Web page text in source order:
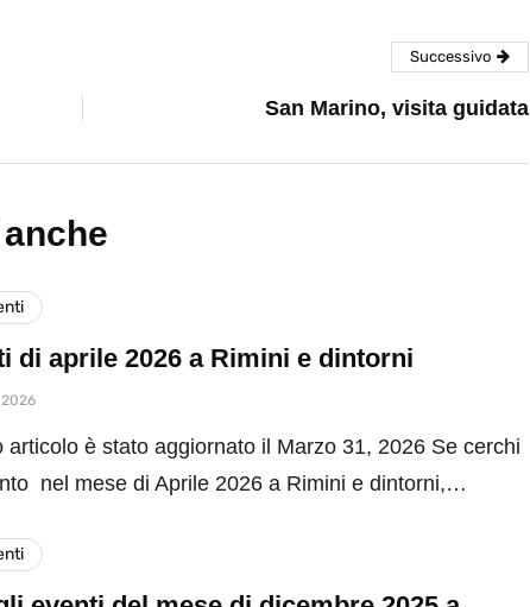
Successivo
San Marino, visita guidata
di aprile 2026 a Rimini e dintorni
2026
articolo è stato aggiornato il Marzo 31, 2026 Se cerchi
nel mese di Aprile 2026 a Rimini e dintorni,…